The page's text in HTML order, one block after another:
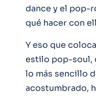
dance y el pop-
qué hacer con
Y eso que
estilo pop-soul,
lo más sencillo
acostumbrado,